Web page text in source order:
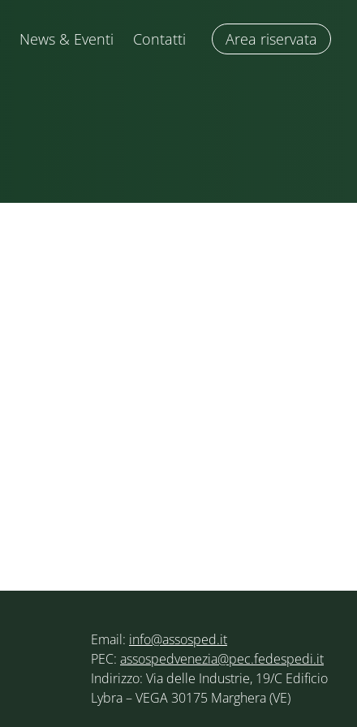
News & Eventi Contatti Area riservata
Email: info@assosped.it
PEC: assospedvenezia@pec.fedespedi.it
Indirizzo: Via delle Industrie, 19/C Edificio
Lybra – VEGA 30175 Marghera (VE)